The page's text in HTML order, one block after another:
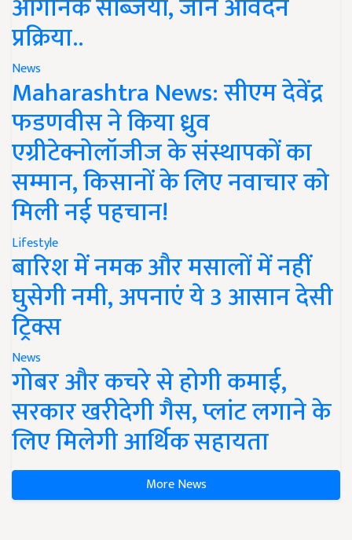
प्रक्रिया..
News
Maharashtra News: सीएम देवेंद्र
फडणवीस ने किया ध्रुव
एग्रीटेक्नोलॉजीज के संस्थापकों का
सम्मान, किसानों के लिए नवाचार को
मिली नई पहचान!
Lifestyle
बारिश में नमक और मसालों में नहीं
घुसेगी नमी, अपनाएं ये 3 आसान देसी
ट्रिक्स
News
गोबर और कचरे से होगी कमाई,
सरकार खरीदेगी गैस, प्लांट लगाने के
लिए मिलेगी आर्थिक सहायता
More News